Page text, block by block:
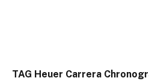
TAG Heuer Carrera